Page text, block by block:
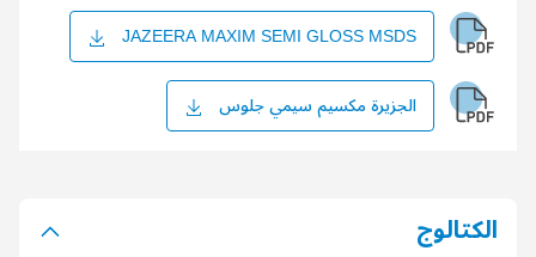
JAZEERA MAXIM SEMI GLOSS MSDS
الجزيرة مكسيم سيمي جلوس
الكتالوج